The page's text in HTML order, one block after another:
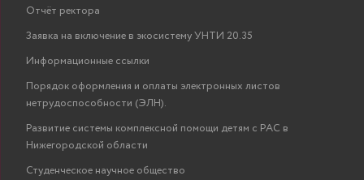
Отчёт ректора
Заявка на включение в экосистему УНТИ 20.35
Информационные ссылки
Порядок оформления и оплаты электронных листов
нетрудоспособности (ЭЛН).
Развитие системы комплексной помощи детям с РАС в
Нижегородской области
Студенческое научное общество